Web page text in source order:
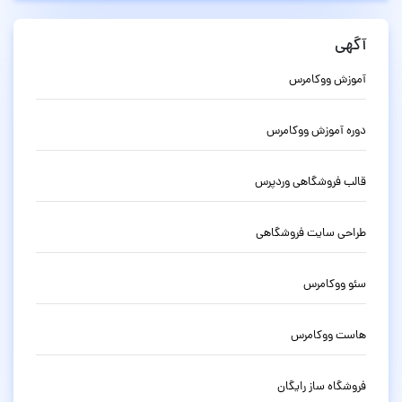
آگهی
آموزش ووکامرس
دوره آموزش ووکامرس
قالب فروشگاهی وردپرس
طراحی سایت فروشگاهی
سئو ووکامرس
هاست ووکامرس
فروشگاه ساز رایگان